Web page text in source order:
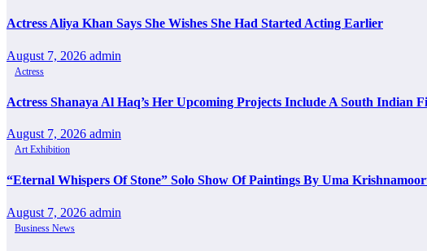
Actress Aliya Khan Says She Wishes She Had Started Acting Earlier
August 7, 2026 admin
Actress
Actress Shanaya Al Haq’s Her Upcoming Projects Include A South Indian
August 7, 2026 admin
Art Exhibition
“Eternal Whispers Of Stone” Solo Show Of Paintings By Uma
August 7, 2026 admin
Business News